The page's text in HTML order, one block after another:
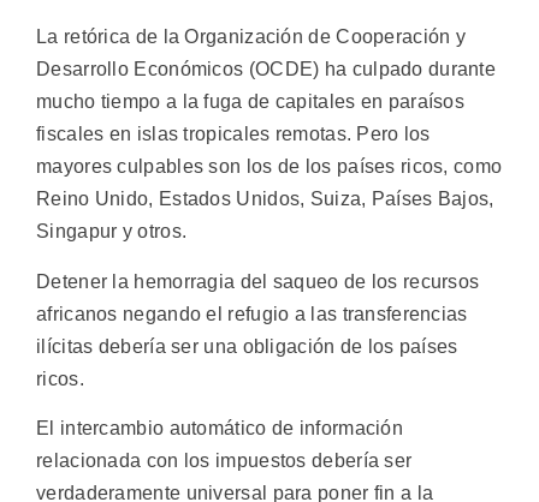
La retórica de la Organización de Cooperación y
Desarrollo Económicos (OCDE) ha culpado durante
mucho tiempo a la fuga de capitales en paraísos
fiscales en islas tropicales remotas. Pero los
mayores culpables son los de los países ricos, como
Reino Unido, Estados Unidos, Suiza, Países Bajos,
Singapur y otros.
Detener la hemorragia del saqueo de los recursos
africanos negando el refugio a las transferencias
ilícitas debería ser una obligación de los países
ricos.
El intercambio automático de información
relacionada con los impuestos debería ser
verdaderamente universal para poner fin a la